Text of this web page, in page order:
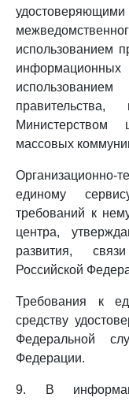
использованием
массовых
единому
требований к
центра,
развития,
Российской
Требования к
средству
Федеральной
Федерации.
9. В